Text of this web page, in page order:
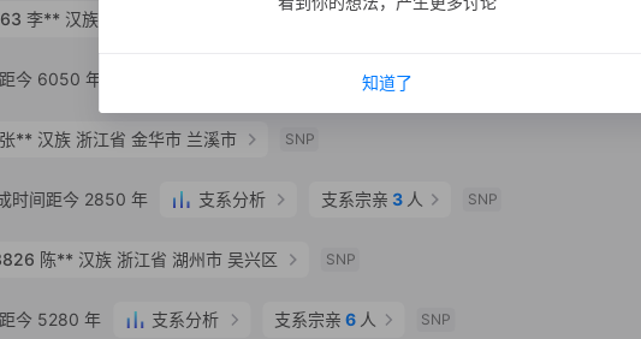
今 6050 年 人
今 5280 年 支系分析 支系宗亲 6 人 SNP
张** 汉族 浙江省 金华市 兰溪市 SNP
时间距今 2850 年 支系分析 支系宗亲 3 人 SNP
李** 汉族
陈** 汉族 浙江省 湖州市 吴兴区 SNP
知道了